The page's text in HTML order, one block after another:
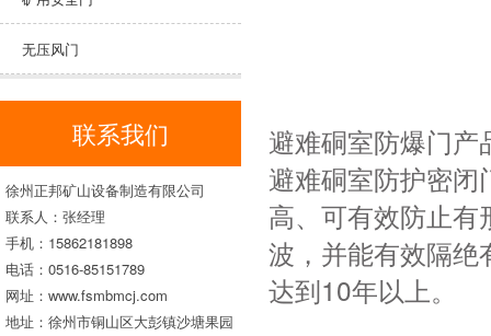
无压风门
联系我们
徐州正邦矿山设备制造有限公司
联系人：张经理
手机：15862181898
电话：0516-85151789
网址：www.fsmbmcj.com
地址：徐州市铜山区大彭镇沙塘果园
避难硐室防爆门
避难硐室防护密
高、可有效防止
波，并能有效隔绝
达到10年以上。